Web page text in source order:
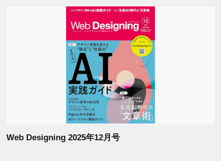
Web Designing 2025年12月号